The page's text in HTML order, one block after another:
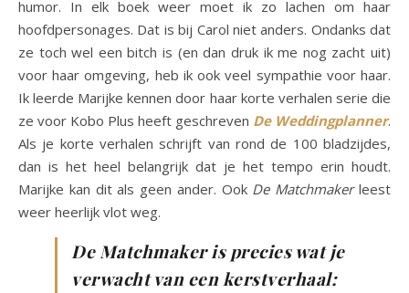
humor. In elk boek weer moet ik zo lachen om haar
hoofdpersonages. Dat is bij Carol niet anders. Ondanks dat
ze toch wel een bitch is (en dan druk ik me nog zacht uit)
voor haar omgeving, heb ik ook veel sympathie voor haar.
Ik leerde Marijke kennen door haar korte verhalen serie die
ze voor Kobo Plus heeft geschreven De Weddingplanner.
Als je korte verhalen schrijft van rond de 100 bladzijdes,
dan is het heel belangrijk dat je het tempo erin houdt.
Marijke kan dit als geen ander. Ook De Matchmakerleest
weer heerlijk vlot weg.
De Matchmaker is precies wat je
verwacht van een kerstverhaal: